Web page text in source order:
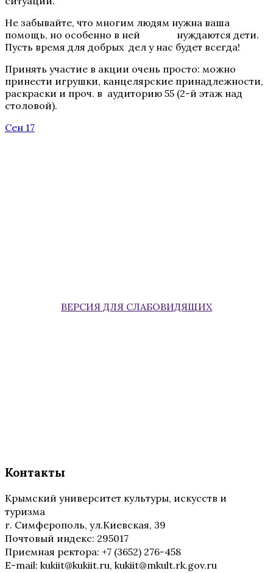
Не забывайте, что многим людям нужна ваша
помощь, но особенно в ней нуждаются дети.
Пусть время для добрых дел у нас будет всегда!
Принять участие в акции очень просто: можно
принести игрушки, канцелярские принадлежности,
раскраски и проч. в аудиторию 55 (2-й этаж над
столовой).
Сен 17
ВЕРСИЯ ДЛЯ СЛАБОВИДЯЩИХ
Контакты
Крымский университет культуры, искусств и
туризма
г. Симферополь, ул.Киевская, 39
Почтовый индекс: 295017
Приемная ректора: +7 (3652) 276-458
E-mail: kukiit@kukiit.ru, kukiit@mkult.rk.gov.ru